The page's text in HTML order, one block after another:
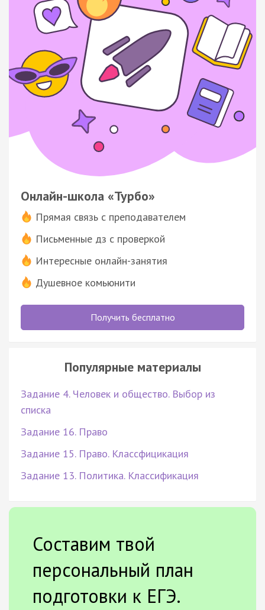
Онлайн-школа «Турбо»
Прямая связь с преподавателем
Письменные дз с проверкой
Интересные онлайн-занятия
Душевное комьюнити
Получить бесплатно
Популярные материалы
Задание 4. Человек и общество. Выбор из
списка
Задание 16. Право
Задание 15. Право. Классфицикация
Задание 13. Политика. Классификация
Составим твой
персональный план
подготовки к ЕГЭ.